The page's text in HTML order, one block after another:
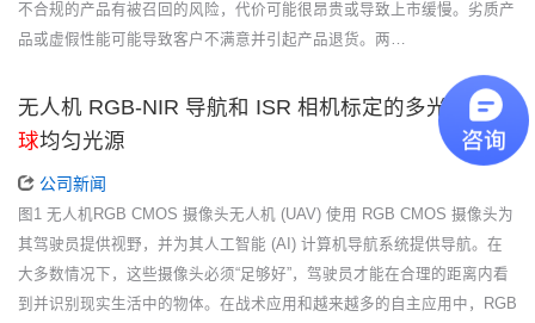
不合规的产品有被召回的风险，代价可能很昂贵或导致上市缓慢。劣质产
品或虚假性能可能导致客户不满意并引起产品退货。两…
无人机 RGB-NIR 导航和 ISR 相机标定的多光谱 积分
球均匀光源
公司新闻
图1 无人机RGB CMOS 摄像头无人机 (UAV) 使用 RGB CMOS 摄像头为
其驾驶员提供视野，并为其人工智能 (AI) 计算机导航系统提供导航。在
大多数情况下，这些摄像头必须“足够好”，驾驶员才能在合理的距离内看
到并识别现实生活中的物体。在战术应用和越来越多的自主应用中，RGB